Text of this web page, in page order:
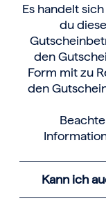
Es handelt
du
den
Form mit zu
den
Kann ich